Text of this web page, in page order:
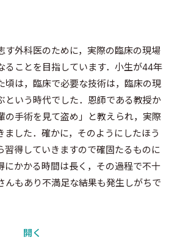
外科医のために，実際の臨床の現場
ることを目指しています．小生が44年
頃は，臨床で必要な技術は，臨床の現
という時代でした．恩師である教授か
の手術を見て盗め」と教えられ，実際
ました．確かに，そのようにしたほう
習得していきますので確固たるものに
にかかる時間は長く，その過程で不十
んもあり不満足な結果も発生しがちで
ら手術手技，そして手術後の対応まで
開く